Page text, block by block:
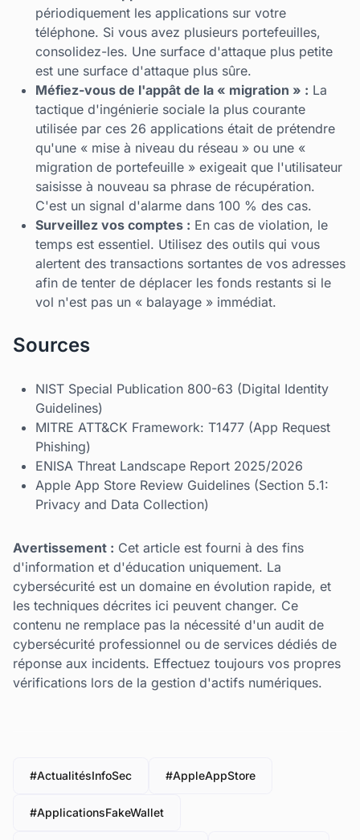
périodiquement les applications sur votre
téléphone. Si vous avez plusieurs portefeuilles,
consolidez-les. Une surface d'attaque plus petite
est une surface d'attaque plus sûre.
Méfiez-vous de l'appât de la « migration » : La
tactique d'ingénierie sociale la plus courante
utilisée par ces 26 applications était de prétendre
qu'une « mise à niveau du réseau » ou une «
migration de portefeuille » exigeait que l'utilisateur
saisisse à nouveau sa phrase de récupération.
C'est un signal d'alarme dans 100 % des cas.
Surveillez vos comptes : En cas de violation, le
temps est essentiel. Utilisez des outils qui vous
alertent des transactions sortantes de vos adresses
afin de tenter de déplacer les fonds restants si le
vol n'est pas un « balayage » immédiat.
Sources
NIST Special Publication 800-63 (Digital Identity
Guidelines)
MITRE ATT&CK Framework: T1477 (App Request
Phishing)
ENISA Threat Landscape Report 2025/2026
Apple App Store Review Guidelines (Section 5.1:
Privacy and Data Collection)
Avertissement : Cet article est fourni à des fins
d'information et d'éducation uniquement. La
cybersécurité est un domaine en évolution rapide, et
les techniques décrites ici peuvent changer. Ce
contenu ne remplace pas la nécessité d'un audit de
cybersécurité professionnel ou de services dédiés de
réponse aux incidents. Effectuez toujours vos propres
vérifications lors de la gestion d'actifs numériques.
#ActualitésInfoSec #AppleAppStore
#ApplicationsFakeWallet